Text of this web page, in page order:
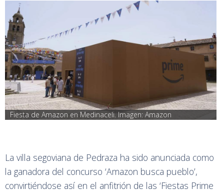
Fiesta de Amazon en Medinaceli. Imagen: Amazon
La villa segoviana de Pedraza ha sido anunciada como
la ganadora del concurso ‘Amazon busca pueblo’,
convirtiéndose así en el anfitrión de las ‘Fiestas Prime